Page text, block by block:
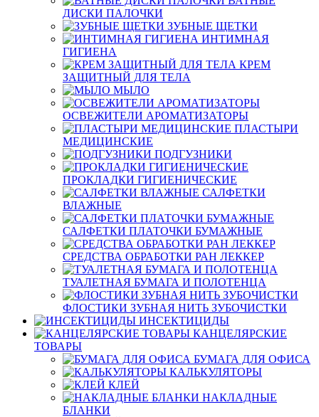
ДИСКИ ПАЛОЧКИ
ЗУБНЫЕ ЩЕТКИ
ИНТИМНАЯ
ГИГИЕНА
КРЕМ
ЗАЩИТНЫЙ ДЛЯ ТЕЛА
МЫЛО
ОСВЕЖИТЕЛИ АРОМАТИЗАТОРЫ
ПЛАСТЫРИ
МЕДИЦИНСКИЕ
ПОДГУЗНИКИ
ПРОКЛАДКИ ГИГИЕНИЧЕСКИЕ
САЛФЕТКИ
ВЛАЖНЫЕ
САЛФЕТКИ ПЛАТОЧКИ БУМАЖНЫЕ
СРЕДСТВА ОБРАБОТКИ РАН ЛЕККЕР
ТУАЛЕТНАЯ БУМАГА И ПОЛОТЕНЦА
ФЛОСТИКИ ЗУБНАЯ НИТЬ ЗУБОЧИСТКИ
ИНСЕКТИЦИДЫ
КАНЦЕЛЯРСКИЕ
ТОВАРЫ
БУМАГА ДЛЯ ОФИСА
КАЛЬКУЛЯТОРЫ
КЛЕЙ
НАКЛАДНЫЕ
БЛАНКИ